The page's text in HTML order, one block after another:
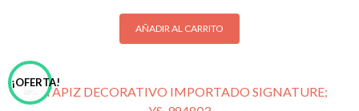
was:
$2,000.00.
is:
$1,350.00.
AÑADIR AL CARRITO
¡OFERTA!